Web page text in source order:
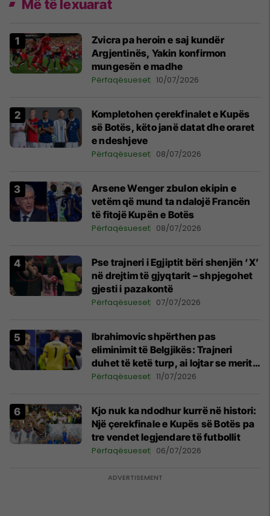
Më të lexuarat
Zvicra pa heroin e saj kundër
Argjentinës, Yakin konfirmon
mungesën e madhe
Përfaqësueset 10/07/2026
Kompletohen çerekfinalet e Kupës
së Botës, këto janë datat dhe oraret
e ndeshjeve
Përfaqësueset 08/07/2026
Arsene Wenger zbulon ekipin e
vetëm që mund ta ndalojë Francën
të fitojë Kupën e Botës
Përfaqësueset 08/07/2026
Pse trajneri i Egjiptit bëri shenjën ‘X’
në drejtim të gjyqtarit – shpjegohet
gjesti i pazakontë
Përfaqësueset 07/07/2026
Ibrahimovic shpërthen pas
eliminimit të Belgjikës: Trajneri
duhet të ketë turp, ai lojtar se meritoi
të luante
Përfaqësueset 11/07/2026
Kjo nuk ka ndodhur kurrë në histori:
Një çerekfinale e Kupës së Botës pa
tre vendet legjendare të futbollit
Përfaqësueset 06/07/2026